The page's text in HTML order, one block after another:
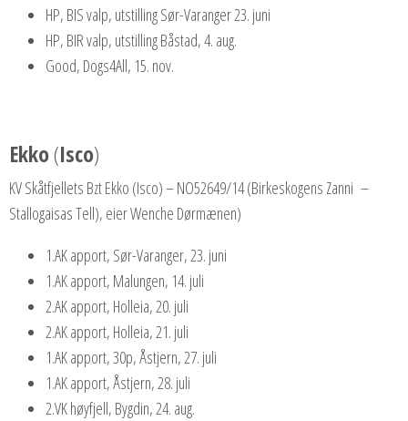
HP, BIS valp, utstilling Sør-Varanger 23. juni
HP, BIR valp, utstilling Båstad, 4. aug.
Good, Dogs4All, 15. nov.
Ekko(Isco)
KV Skåtfjellets Bzt Ekko (Isco) – NO52649/14 (Birkeskogens Zanni –
Stallogaisas Tell), eier Wenche Dørmænen)
1.AK apport, Sør-Varanger, 23. juni
1.AK apport, Malungen, 14. juli
2.AK apport, Holleia, 20. juli
2.AK apport, Holleia, 21. juli
1.AK apport, 30p, Åstjern, 27. juli
1.AK apport, Åstjern, 28. juli
2.VK høyfjell, Bygdin, 24. aug.